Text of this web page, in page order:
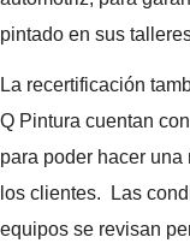
pintado en sus
La recertificación
Q Pintura cuentan
para poder hacer
los clientes. Las
equipos se revisan